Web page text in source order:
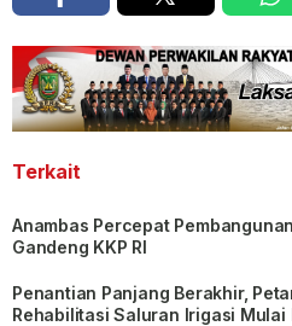
Terkait
Anambas Percepat
Gandeng KKP RI
Penantian Panjang Berakhir,
Rehabilitasi Saluran Irigasi Mulai